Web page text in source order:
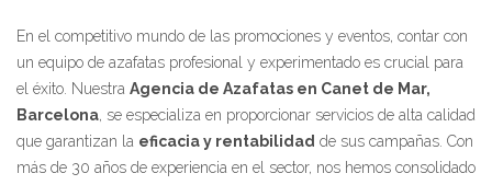
En el competitivo mundo de las promociones y eventos, contar con
un equipo de azafatas profesional y experimentado es crucial para
el éxito. Nuestra Agencia de Azafatas en Canet de Mar,
Barcelona , se especializa en proporcionar servicios de alta calidad
que garantizan la eficacia y rentabilidad de sus campañas. Con
más de 30 años de experiencia en el sector, nos hemos consolidado